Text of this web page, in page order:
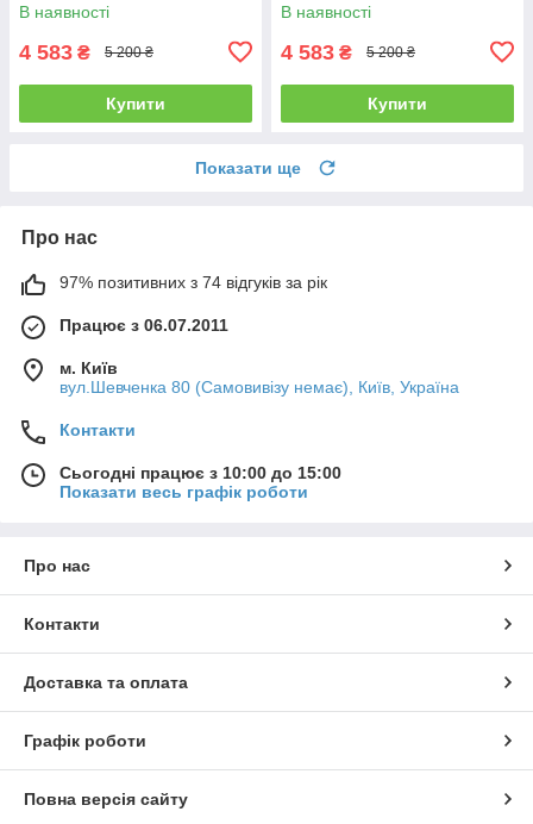
В наявності
4 583 ₴ 5 200 ₴
Купити
В наявності
4 583 ₴ 5 200 ₴
Купити
Показати ще
Про нас
97% позитивних з 74 відгуків за рік
Працює з 06.07.2011
м. Київ
вул.Шевченка 80 (Самовивізу немає), Київ, Україна
Контакти
Сьогодні працює з 10:00 до 15:00
Показати весь графік роботи
Про нас
Контакти
Доставка та оплата
Графік роботи
Повна версія сайту